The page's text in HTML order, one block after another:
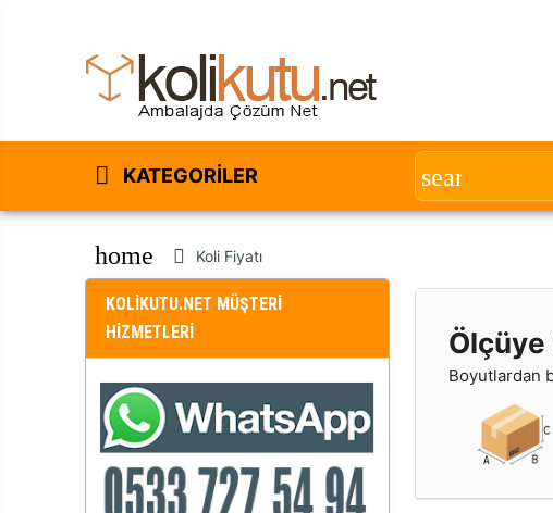
KATEGORILER
home Koli Fiyatı
KOLİKUTU.NET MÜŞTERİ
HİZMETLERİ
Ölçüye
Boyutlardan